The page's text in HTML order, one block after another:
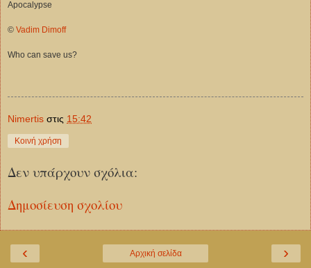
Apocalypse
© Vadim Dimoff
Who can save us?
Νimertis στις 15:42
Κοινή χρήση
Δεν υπάρχουν σχόλια:
Δημοσίευση σχολίου
‹ ›
Αρχική σελίδα